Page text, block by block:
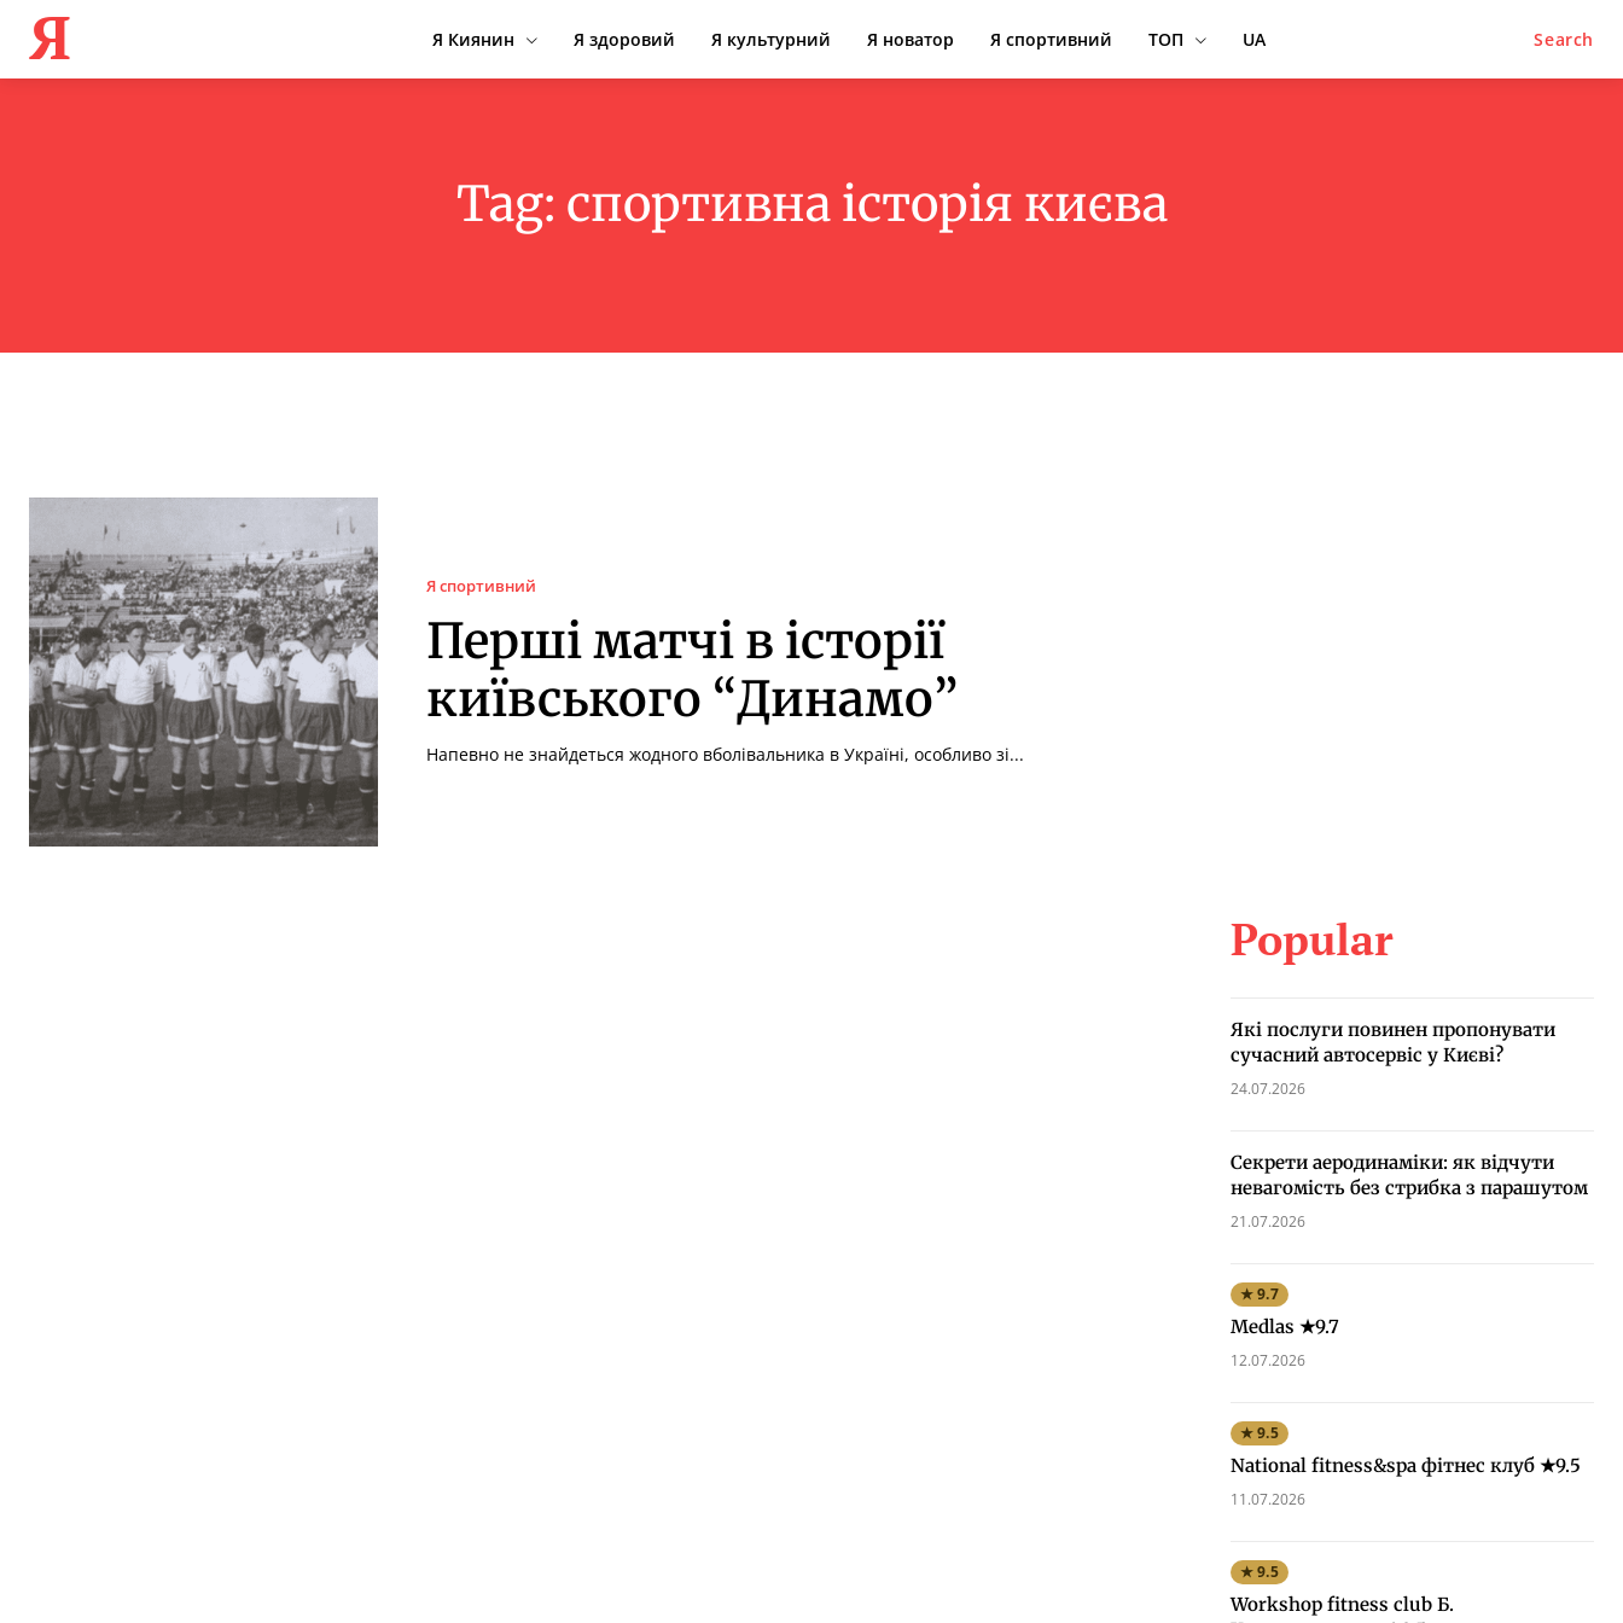
Я Я Киянин Я здоровий Я культурний Я новатор Я спортивний ТОП UA Search
Tag: спортивна історія києва
Я спортивний
Перші матчі в історії
київського “Динамо”
Напевно не знайдеться жодного вболівальника в Україні, особливо зі...
Popular
Які послуги повинен пропонувати
сучасний автосервіс у Києві?
24.07.2026
Секрети аеродинаміки: як відчути
невагомість без стрибка з парашутом
21.07.2026
★ 9.7
Medlas ★9.7
12.07.2026
★ 9.5
National fitness&spa фітнес клуб ★9.5
11.07.2026
★ 9.5
Workshop fitness club Б.